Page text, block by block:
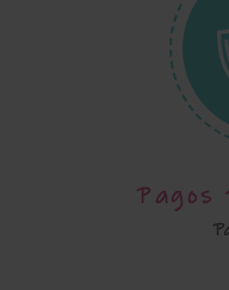
Pagos